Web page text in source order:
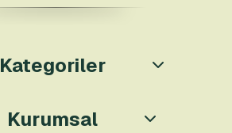
Kategoriler
Kurumsal